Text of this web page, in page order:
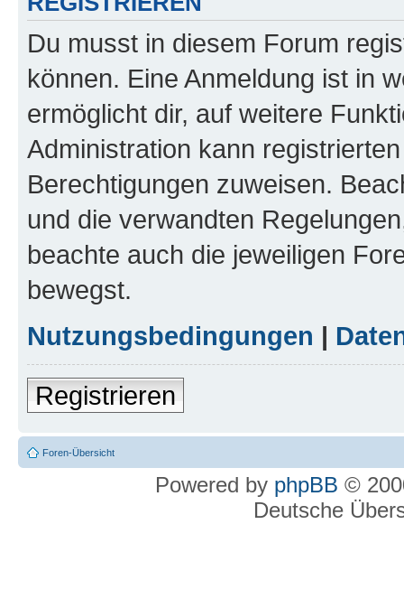
Du musst in diesem Forum
können. Eine Anmeldung ist in
ermöglicht dir, auf weitere
Administration kann
Berechtigungen zuweisen.
und die verwandten
beachte auch die jeweiligen
bewegst.
Nutzungsbedingungen |
Registrieren
Foren-Übersicht
Powered by phpBB ©
Deutsche